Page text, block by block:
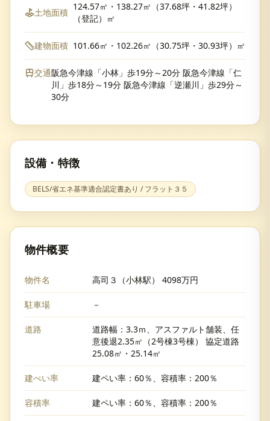
土地面積
124.57㎡・138.27㎡（37.68坪・41.82坪）
（登記）㎡
建物面積 101.66㎡・102.26㎡（30.75坪・30.93坪）㎡
交通阪急今津線「小林」歩19分～20分 阪急今津線「仁
川」歩18分～19分 阪急今津線「逆瀬川」歩29分～
30分
設備・特徴
BELS/省エネ基準適合認定書あり / フラット３５
物件概要
物件名 高司３（小林駅） 4098万円
駐車場 －
道路
道路幅：3.3ｍ、アスファルト舗装、任
意後退2.35㎡（2号棟3号棟） 協定道路
25.08㎡・25.14㎡
建ぺい率 建ペい率：60％、容積率：200％
容積率 建ペい率：60％、容積率：200％